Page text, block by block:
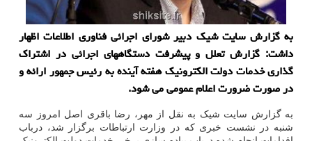
به گزارش سایت شیك دبیر شورای اجرائی فناوری اطلاعات اظهار
داشت: گزارش تعلل و پیشرفت دستگاههای اجرائی در اشتراك
گذاری خدمات دولت الكترونیك هفته آینده به رئیس جمهور ارائه و
در صورت ضرورت اعلام عمومی می شود.
به گزارش سایت شیک به نقل از مهر، رضا باقری اصل امروز سه
شنبه در نشست خبری که در وزارت ارتباطات برگزار شد، درباب